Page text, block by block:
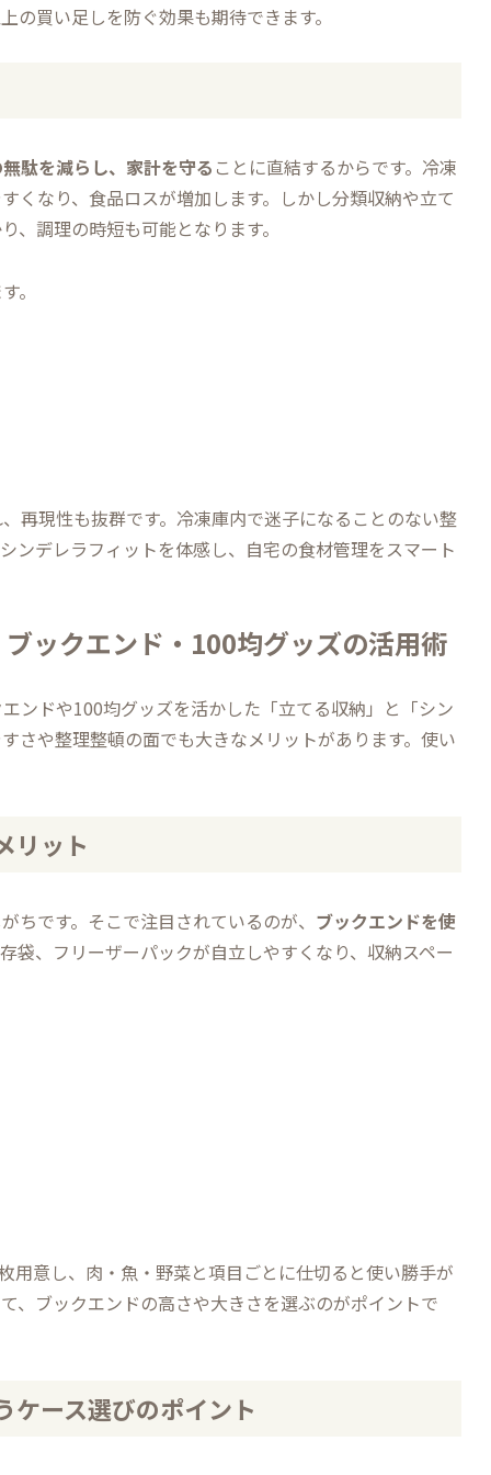
買い足しを防ぐ効果も期待できます。
駄を減らし、家計を守る ことに直結するからです。冷凍
くなり、食品ロスが増加します。しかし分類収納や立て
、調理の時短も可能となります。
。
再現性も抜群です。冷凍庫内で迷子になることのない整
ンデレラフィットを体感し、自宅の食材管理をスマート
ックエンド・100均グッズの活用術
ンドや100均グッズを活かした「立てる収納」と「シン
さや整理整頓の面でも大きなメリットがあります。使い
リット
です。そこで注目されているのが、 ブックエンドを使
袋、フリーザーパックが自立しやすくなり、収納スペー
意し、肉・魚・野菜と項目ごとに仕切ると使い勝手が
、ブックエンドの高さや大きさを選ぶのがポイントで
ケース選びのポイント